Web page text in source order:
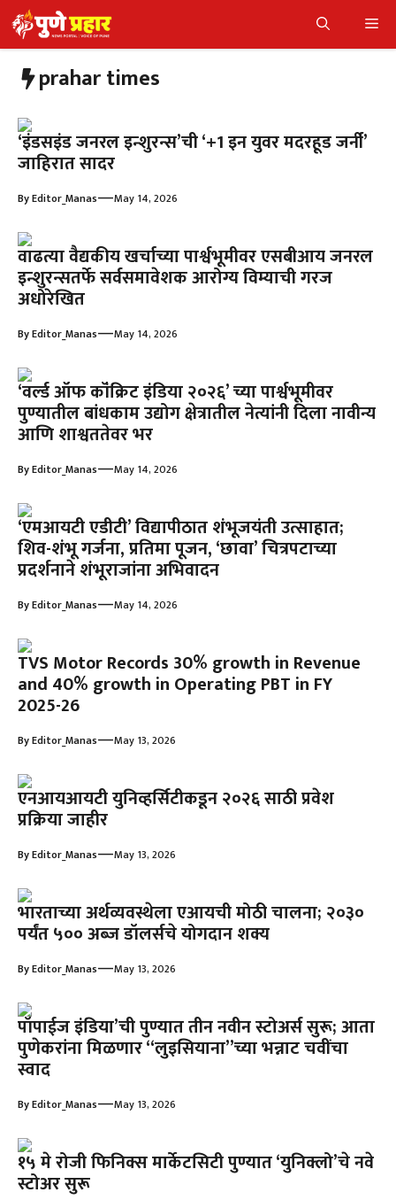
Skip
to
contentprahar times
‘इंडसइंड जनरल इन्शुरन्स’ची ‘+1 इन युवर मदरहूड जर्नी’
जाहिरात सादर
ByEditor_Manas—May 14, 2026
वाढत्या वैद्यकीय खर्चाच्या पार्श्वभूमीवर एसबीआय जनरल
इन्शुरन्सतर्फे सर्वसमावेशक आरोग्य विम्याची गरज
अधोरेखित
ByEditor_Manas—May 14, 2026
‘वर्ल्ड ऑफ कॉंक्रिट इंडिया २०२६’ च्या पार्श्वभूमीवर
पुण्यातील बांधकाम उद्योग क्षेत्रातील नेत्यांनी दिला नावीन्य
आणि शाश्वततेवर भर
ByEditor_Manas—May 14, 2026
‘एमआयटी एडीटी’ विद्यापीठात शंभूजयंती उत्साहात;
शिव-शंभू गर्जना, प्रतिमा पूजन, ‘छावा’ चित्रपटाच्या
प्रदर्शनाने शंभूराजांना अभिवादन
ByEditor_Manas—May 14, 2026
TVS Motor Records 30% growth in Revenue
and 40% growth in Operating PBT in FY
2025-26
ByEditor_Manas—May 13, 2026
एनआयआयटी युनिव्हर्सिटीकडून २०२६ साठी प्रवेश
प्रक्रिया जाहीर
ByEditor_Manas—May 13, 2026
भारताच्या अर्थव्यवस्थेला एआयची मोठी चालना; २०३०
पर्यंत ५०० अब्ज डॉलर्सचे योगदान शक्य
ByEditor_Manas—May 13, 2026
पॉपाईज इंडिया’ची पुण्यात तीन नवीन स्टोअर्स सुरू; आता
पुणेकरांना मिळणार ‘‘लुइसियाना’’च्या भन्नाट चवींचा
स्वाद
ByEditor_Manas—May 13, 2026
१५ मे रोजी फिनिक्स मार्केटसिटी पुण्यात ‘युनिक्लो’चे नवे
स्टोअर सुरू